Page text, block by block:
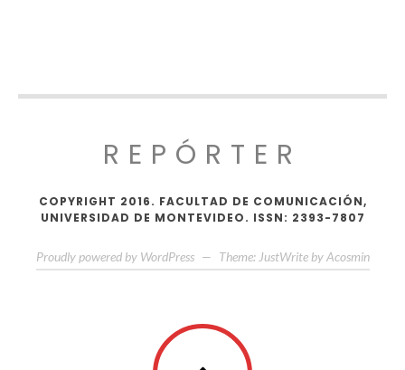
REPÓRTER
COPYRIGHT 2016. FACULTAD DE COMUNICACIÓN,
UNIVERSIDAD DE MONTEVIDEO. ISSN: 2393-7807
Proudly powered by WordPress — Theme: JustWrite by Acosmin